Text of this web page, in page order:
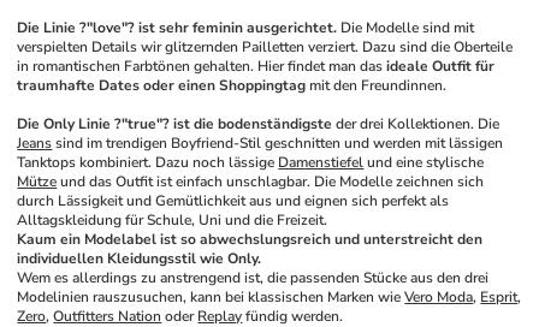
Die Linie ?"love"? ist sehr feminin ausgerichtet. Die Modelle sind mit
verspielten Details wir glitzernden Pailletten verziert. Dazu sind die Oberteile
in romantischen Farbtönen gehalten. Hier findet man das ideale Outfit für
traumhafte Dates oder einen Shoppingtag mit den Freundinnen.
Die Only Linie ?"true"? ist die bodenständigste
Jeans sind im trendigen Boyfriend-Stil geschnitten und werden mit lässigen
Tanktops kombiniert. Dazu noch lässige Damenstiefel
Mütze und das Outfit ist einfach unschlagbar. Die Modelle zeichnen sich
durch Lässigkeit und Gemütlichkeit aus und eignen sich perfekt als
Alltagskleidung für Schule, Uni und die Freizeit.
Kaum ein Modelabel ist so abwechslungsreich und unterstreicht den
individuellen Kleidungsstil wie Only.
Wem es allerdings zu anstrengend ist, die passenden Stücke aus den drei
Modelinien rauszusuchen, kann bei klassischen Marken wie Vero Moda, Esprit
Zero, Outfitters Nation oder Replay fündig werden.